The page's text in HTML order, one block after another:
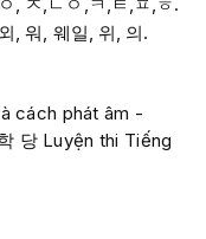
, ㅈ,ㄴㅇ,ㅋ,ㅌ,ㅍ,ㅎ.
, 워, 웨일, 위, 의.